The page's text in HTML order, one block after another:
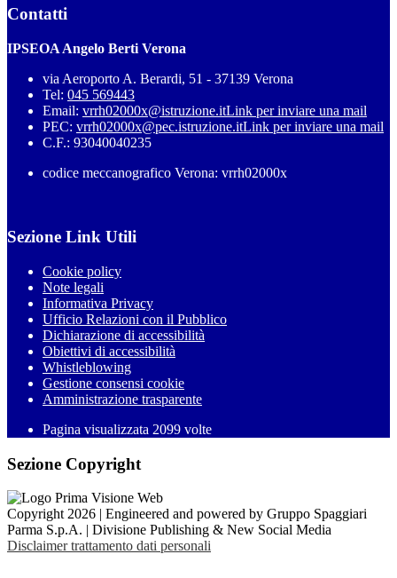
Contatti
IPSEOA Angelo Berti Verona
via Aeroporto A. Berardi, 51 - 37139 Verona
Tel: 045 569443
Email: vrrh02000x@istruzione.itLink per inviare una mail
PEC: vrrh02000x@pec.istruzione.itLink per inviare una mail
C.F.: 93040040235
codice meccanografico Verona: vrrh02000x
Sezione Link Utili
Cookie policy
Note legali
Informativa Privacy
Ufficio Relazioni con il Pubblico
Dichiarazione di accessibilità
Obiettivi di accessibilità
Whistleblowing
Gestione consensi cookie
Amministrazione trasparente
Pagina visualizzata 2099 volte
Sezione Copyright
Copyright 2026 | Engineered and powered by Gruppo Spaggiari
Parma S.p.A. | Divisione Publishing & New Social Media
Disclaimer trattamento dati personali